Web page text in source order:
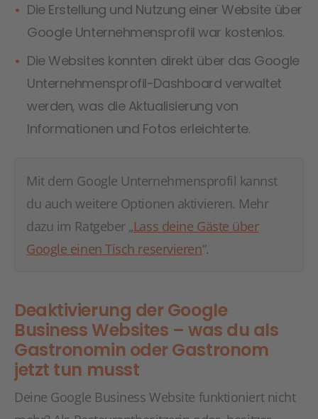
Die Erstellung und Nutzung einer Website über
Google Unternehmensprofil war kostenlos.
Die Websites konnten direkt über das Google
Unternehmensprofil-Dashboard verwaltet
werden, was die Aktualisierung von
Informationen und Fotos erleichterte.
Mit dem Google Unternehmensprofil kannst
du auch weitere Optionen aktivieren. Mehr
dazu im Ratgeber „Lass deine Gäste über
Google einen Tisch reservieren“.
Deaktivierung der Google
Business Websites – was du als
Gastronomin oder Gastronom
jetzt tun musst
Deine Google Business Website funktioniert nicht